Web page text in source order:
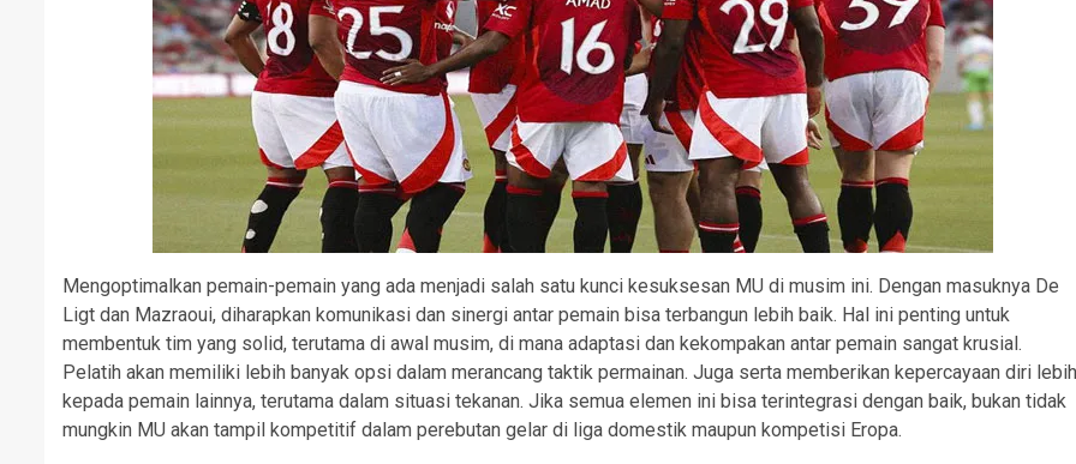
Mengoptimalkan pemain-pemain yang ada menjadi salah satu kunci kesuksesan MU di musim ini. Dengan masuknya De
Ligt dan Mazraoui, diharapkan komunikasi dan sinergi antar pemain bisa terbangun lebih baik. Hal ini penting untuk
membentuk tim yang solid, terutama di awal musim, di mana adaptasi dan kekompakan antar pemain sangat krusial.
Pelatih akan memiliki lebih banyak opsi dalam merancang taktik permainan. Juga serta memberikan kepercayaan diri lebih
kepada pemain lainnya, terutama dalam situasi tekanan. Jika semua elemen ini bisa terintegrasi dengan baik, bukan tidak
mungkin MU akan tampil kompetitif dalam perebutan gelar di liga domestik maupun kompetisi Eropa.